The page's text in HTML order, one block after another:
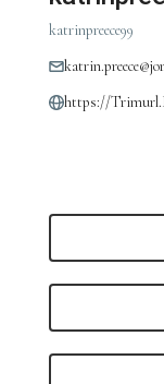
katrinpreece99
https://